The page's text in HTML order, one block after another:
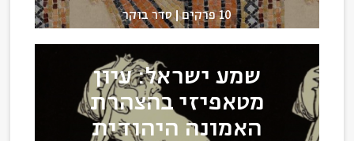
10 פרקים סדר בוקר
שמע ישראל: עיון
מטאפיזי בהצהרת
האמונה היהודית